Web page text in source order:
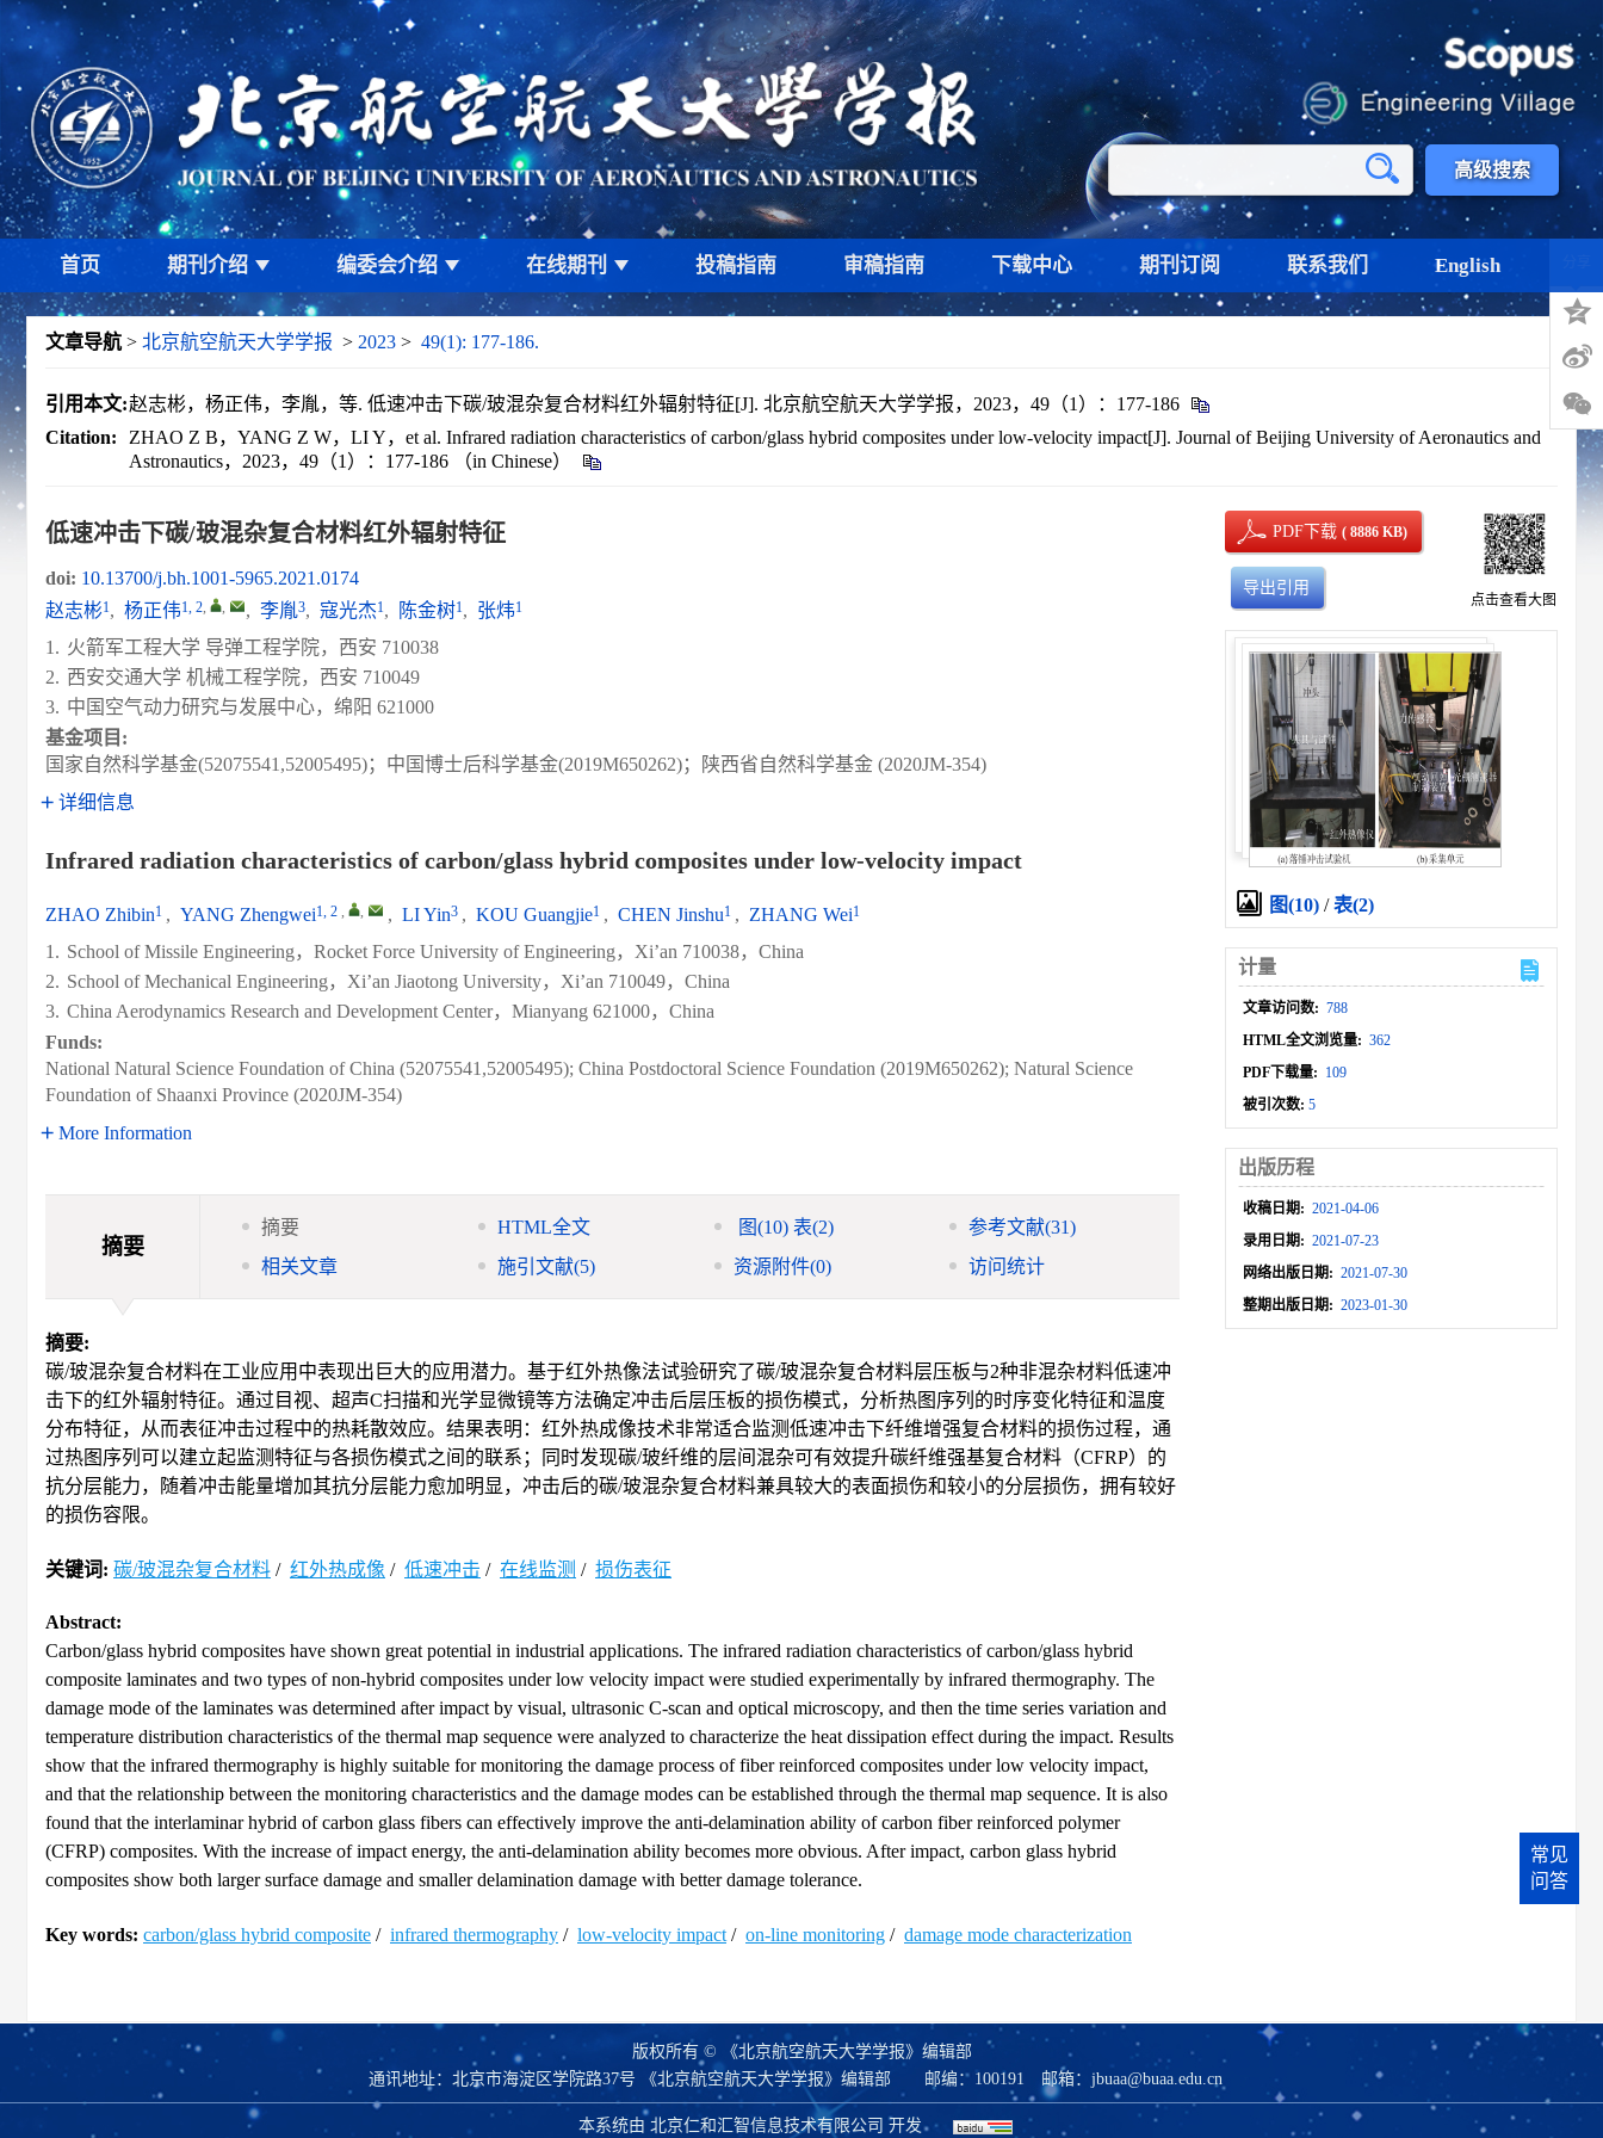
高级搜索
首页 期刊介绍 编委会介绍 在线期刊 投稿指南 审稿指南 下载中心 期刊订阅 联系我们 English
文章导航 > 北京航空航天大学学报 > 2023 > 49(1): 177-186.
引用本文:赵志彬，杨正伟，李胤，等. 低速冲击下碳/玻混杂复合材料红外辐射特征[J]. 北京航空航天大学学报，2023，49（1）：177-186
Citation:
ZHAO Z B，YANG Z W，LI Y，et al. Infrared radiation characteristics of carbon/glass hybrid composites under low-velocity impact[J]. Journal of Beijing University of Aeronautics and
Astronautics，2023，49（1）：177-186 （in Chinese）
低速冲击下碳/玻混杂复合材料红外辐射特征
doi: 10.13700/j.bh.1001-5965.2021.0174
赵志彬1, 杨正伟1, 2, , , 李胤3, 寇光杰1, 陈金树1, 张炜1
1. 火箭军工程大学 导弹工程学院，西安 710038
2. 西安交通大学 机械工程学院，西安 710049
3. 中国空气动力研究与发展中心，绵阳 621000
基金项目:
国家自然科学基金(52075541,52005495)；中国博士后科学基金(2019M650262)；陕西省自然科学基金 (2020JM-354)
详细信息
Infrared radiation characteristics of carbon/glass hybrid composites under low-velocity impact
ZHAO Zhibin1 , YANG Zhengwei1, 2 , , , LI Yin3 , KOU Guangjie1 , CHEN Jinshu1 , ZHANG Wei1
1. School of Missile Engineering，Rocket Force University of Engineering，Xi’an 710038，China
2. School of Mechanical Engineering，Xi’an Jiaotong University，Xi’an 710049，China
3. China Aerodynamics Research and Development Center，Mianyang 621000，China
Funds:
National Natural Science Foundation of China (52075541,52005495); China Postdoctoral Science Foundation (2019M650262); Natural Science
Foundation of Shaanxi Province (2020JM-354)
More Information
摘要
摘要 HTML全文 图(10)表(2) 参考文献(31)
相关文章
施引文献(5) 资源附件(0) 访问统计
摘要:
碳/玻混杂复合材料在工业应用中表现出巨大的应用潜力。基于红外热像法试验研究了碳/玻混杂复合材料层压板与2种非混杂材料低速冲
击下的红外辐射特征。通过目视、超声C扫描和光学显微镜等方法确定冲击后层压板的损伤模式，分析热图序列的时序变化特征和温度
分布特征，从而表征冲击过程中的热耗散效应。结果表明：红外热成像技术非常适合监测低速冲击下纤维增强复合材料的损伤过程，通
过热图序列可以建立起监测特征与各损伤模式之间的联系；同时发现碳/玻纤维的层间混杂可有效提升碳纤维强基复合材料（CFRP）的
抗分层能力，随着冲击能量增加其抗分层能力愈加明显，冲击后的碳/玻混杂复合材料兼具较大的表面损伤和较小的分层损伤，拥有较好
的损伤容限。
关键词: 碳/玻混杂复合材料 / 红外热成像 / 低速冲击 / 在线监测 / 损伤表征
Abstract:
Carbon/glass hybrid composites have shown great potential in industrial applications. The infrared radiation characteristics of carbon/glass hybrid
composite laminates and two types of non-hybrid composites under low velocity impact were studied experimentally by infrared thermography. The
damage mode of the laminates was determined after impact by visual, ultrasonic C-scan and optical microscopy, and then the time series variation and
temperature distribution characteristics of the thermal map sequence were analyzed to characterize the heat dissipation effect during the impact. Results
show that the infrared thermography is highly suitable for monitoring the damage process of fiber reinforced composites under low velocity impact,
and that the relationship between the monitoring characteristics and the damage modes can be established through the thermal map sequence. It is also
found that the interlaminar hybrid of carbon glass fibers can effectively improve the anti-delamination ability of carbon fiber reinforced polymer
(CFRP) composites. With the increase of impact energy, the anti-delamination ability becomes more obvious. After impact, carbon glass hybrid
composites show both larger surface damage and smaller delamination damage with better damage tolerance.
Key words: carbon/glass hybrid composite / infrared thermography / low-velocity impact / on-line monitoring / damage mode characterization
PDF下载( 8886 KB)
导出引用
点击查看大图
图(10) /表(2)
计量
文章访问数: 788
HTML全文浏览量: 362
PDF下载量: 109
被引次数:5
出版历程
收稿日期: 2021-04-06
录用日期: 2021-07-23
网络出版日期: 2021-07-30
整期出版日期: 2023-01-30
常见
问答
版权所有 © 《北京航空航天大学学报》编辑部
通讯地址：北京市海淀区学院路37号 《北京航空航天大学学报》编辑部
邮编：100191 邮箱： jbuaa@buaa.edu.cn
本系统由 北京仁和汇智信息技术有限公司 开发